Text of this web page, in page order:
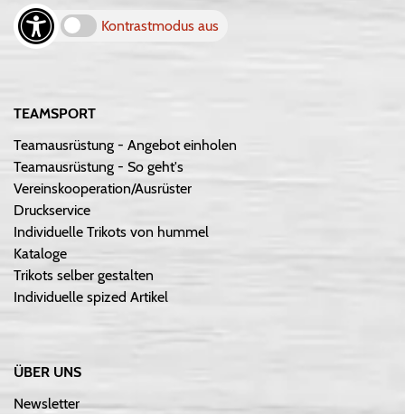
Kontrastmodus aus
TEAMSPORT
Teamausrüstung - Angebot einholen
Teamausrüstung - So geht's
Vereinskooperation/Ausrüster
Druckservice
Individuelle Trikots von hummel
Kataloge
Trikots selber gestalten
Individuelle spized Artikel
ÜBER UNS
Newsletter